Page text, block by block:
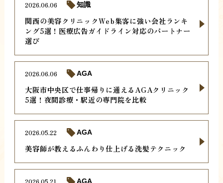
関西の美容クリニックWeb集客に強い会社ランキ
ング5選！医療広告ガイドライン対応のパートナー
選び
2026.06.06 知識
大阪市中央区で仕事帰りに通えるAGAクリニック
5選！夜間診療・駅近の専門院を比較
2026.06.06 AGA
美容師が教えるふんわり仕上げる洗髪テクニック
2026.05.22 AGA
AGA